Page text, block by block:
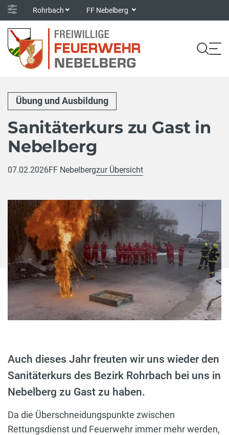
Rohrbach FF Nebelberg
Übung und Ausbildung
Sanitäterkurs zu Gast in
Nebelberg
07.02.2026FF Nebelbergzur Übersicht
Auch dieses Jahr freuten wir uns wieder den
Sanitäterkurs des Bezirk Rohrbach bei uns in
Nebelberg zu Gast zu haben.
Da die Überschneidungspunkte zwischen
Rettungsdienst und Feuerwehr immer mehr werden,